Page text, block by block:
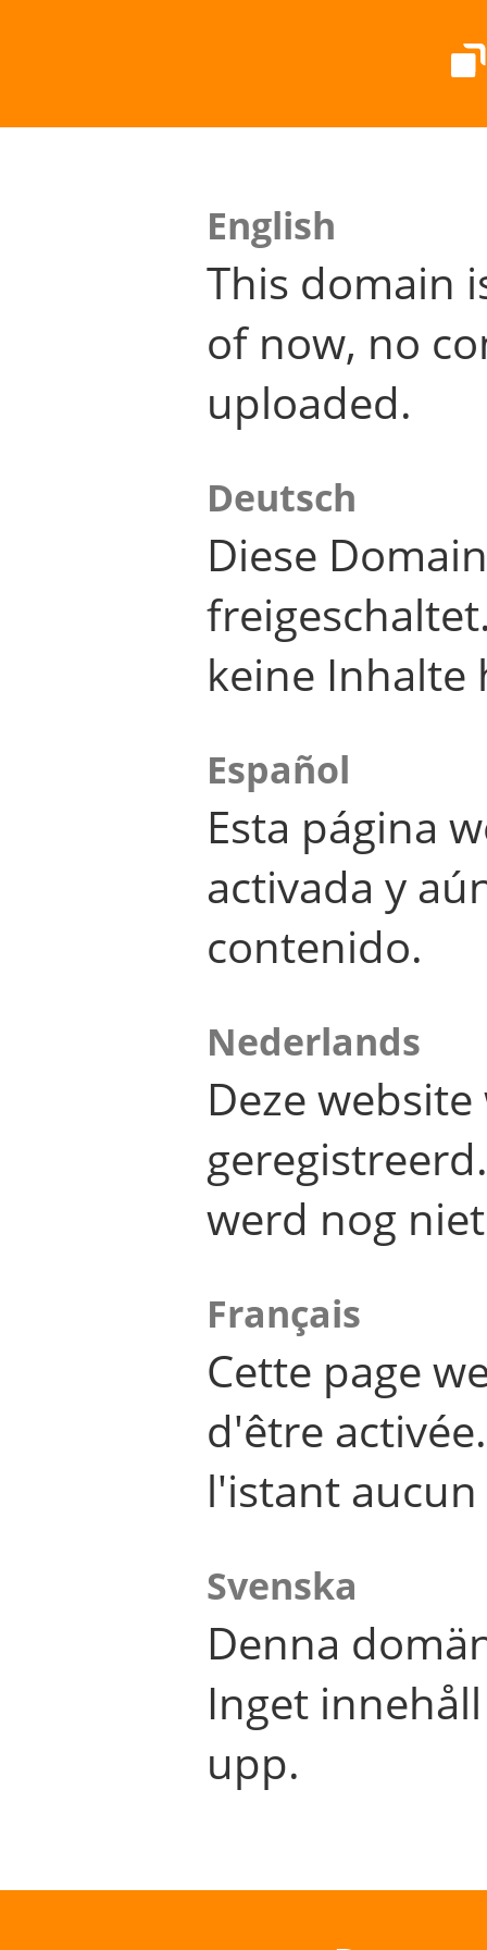
English
This domain
of now, no
uploaded.
Deutsch
Diese
keine Inhalte
Español
Esta página
activada y
contenido.
Nederlands
Deze
werd nog
Français
Cette page
d'être
l'istant
Svenska
Denna
Inget
upp.